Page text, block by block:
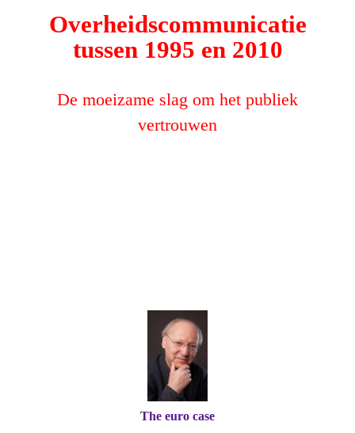
Overheidscommunicatie
tussen 1995 en 2010
De moeizame slag om het publiek
vertrouwen
The euro case